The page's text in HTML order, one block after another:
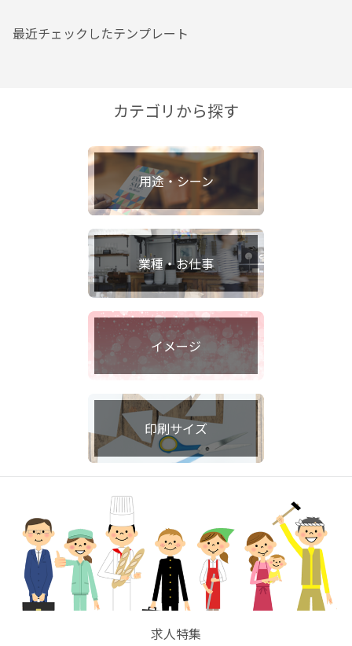
最近チェックしたテンプレート
カテゴリから探す
用途・シーン
業種・お仕事
イメージ
印刷サイズ
求人特集